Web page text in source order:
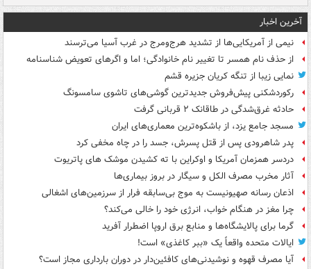
آخرین اخبار
نیمی از آمریکایی‌ها از تشدید هرج‌ومرج در غرب آسیا می‌ترسند
از حذف نام همسر تا تغییر نام خانوادگی؛ اما و اگرهای تعویض شناسنامه
نمایی زیبا از تنگه کریان جزیره قشم
رکوردشکنی پیش‌فروش جدیدترین گوشی‌های تاشوی سامسونگ
حادثه غرق‌شدگی در طاقانک ۲ قربانی گرفت
مسجد جامع یزد، از باشکوه‌ترین معماری‌های ایران
پدر شاهرودی پس از قتل پسرش، جسد را در چاه مخفی کرد
دردسر همزمان آمریکا و اوکراین با ته کشیدن موشک های پاتریوت
آثار مخرب مصرف الکل و سیگار در بروز بیماری‌ها
اذعان رسانه صهیونیست به موج بی‌سابقه فرار از سرزمین‌های اشغالی
چرا مغز در هنگام خواب، انرژی خود را خالی می‌کند؟
گرما برای پالایشگاه‌ها و منابع برق اروپا اضطرار آفرید
ایالات متحده واقعاً یک «ببر کاغذی» است!
آیا مصرف قهوه و نوشیدنی‌های کافئین‌دار در دوران بارداری مجاز است؟